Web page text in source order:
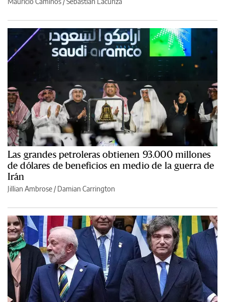
Las grandes petroleras obtienen 93.000 millones
de dólares de beneficios en medio de la guerra de
Irán
Jillian Ambrose / Damian Carrington